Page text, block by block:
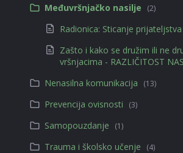
Međuvršnjačko nasilje (2)
Radionica: Sticanje prijateljstva
Zašto i kako se družim ili ne
vršnjacima - RAZLIČITOST
Nenasilna komunikacija
(13)
Prevencija ovisnosti (3)
Samopouzdanje (1)
Trauma i školsko učenje (4)